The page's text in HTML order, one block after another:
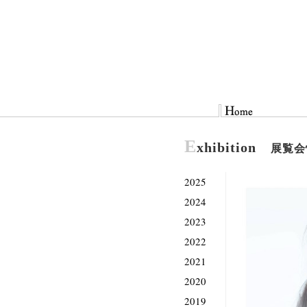
Exhibition 展覧
2025
2024
2023
2022
2021
2020
2019